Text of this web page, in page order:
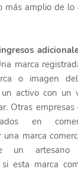
más amplio de
marca
o imagen
activo con un
Otras
en
una marca
un
si esta marca